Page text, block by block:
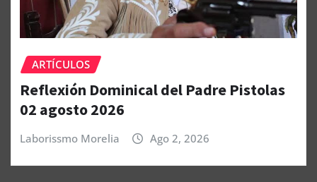
ARTÍCULOS
Reflexión Dominical del Padre Pistolas
02 agosto 2026
Laborissmo Morelia Ago 2, 2026